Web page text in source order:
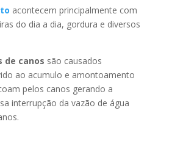
acontecem principalmente com
do dia a dia, gordura e diversos
de canos são causados
ao acumulo e amontoamento
pelos canos gerando a
interrupção da vazão de água